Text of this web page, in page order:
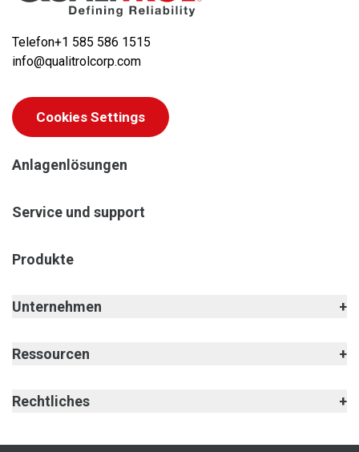
Telefon+1 585 586 1515
info@qualitrolcorp.com
Cookies Settings
Anlagenlösungen
Service und support
Produkte
Unternehmen
Ressourcen
Rechtliches